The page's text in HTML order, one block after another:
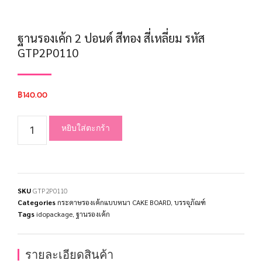
ฐานรองเค้ก 2 ปอนด์ สีทอง สี่เหลี่ยม รหัส
GTP2P0110
฿140.00
หยิบใส่ตะกร้า
SKUGTP2P0110
Categoriesกระดาษรองเค้กแบบหนา CAKE BOARD บรรจุภัณฑ์
Tags idopackage ฐานรองเค้ก
รายละเอียดสินค้า